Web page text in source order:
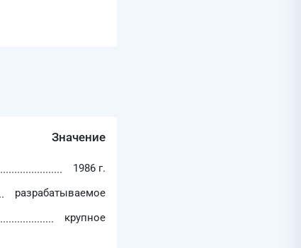
Значение
1986 г.
разрабатываемое
крупное